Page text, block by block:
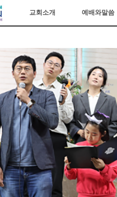
교회소개 예배와말씀